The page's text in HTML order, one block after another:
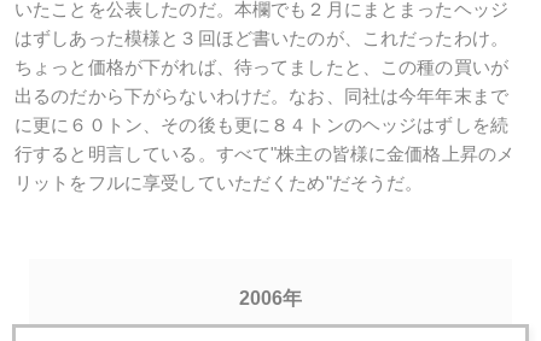
いたことを公表したのだ。本欄でも２月にまとまったヘッジ
はずしあった模様と３回ほど書いたのが、これだったわけ。
ちょっと価格が下がれば、待ってましたと、この種の買いが
出るのだから下がらないわけだ。なお、同社は今年年末まで
に更に６０トン、その後も更に８４トンのヘッジはずしを続
行すると明言している。すべて"株主の皆様に金価格上昇のメ
リットをフルに享受していただくため"だそうだ。
2006年